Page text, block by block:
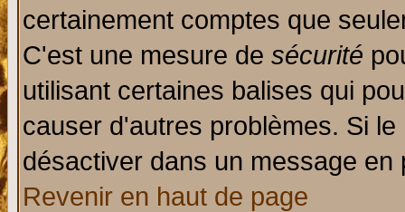
certainement comptes que
C'est une mesure de sécurité
utilisant certaines balises qui
causer d'autres problèmes. Si
désactiver dans un message
Revenir en haut de page